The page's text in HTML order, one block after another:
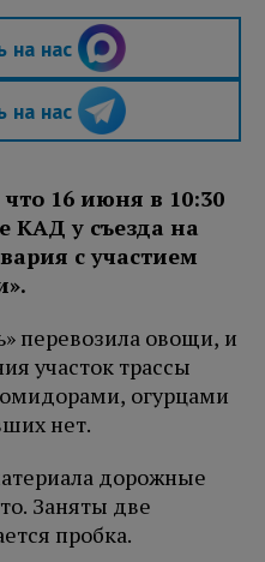
на нас
на нас
16 июня в 10:30
КАД у съезда на
с участием
перевозила овощи, и
участок трассы
огурцами
нет.
дорожные
Заняты две
пробка.